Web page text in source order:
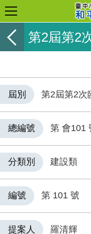
第2屆第2
屆別 第2屆第2次
總編號 第 會101
分類別 建設類
編號 第 101 號
提案人 羅清輝